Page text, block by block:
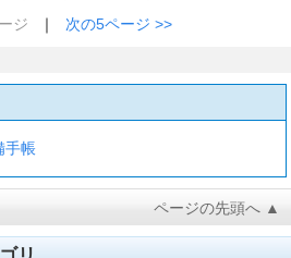
ジ
｜ 次の5ページ >>
手帳
ページの先頭へ ▲